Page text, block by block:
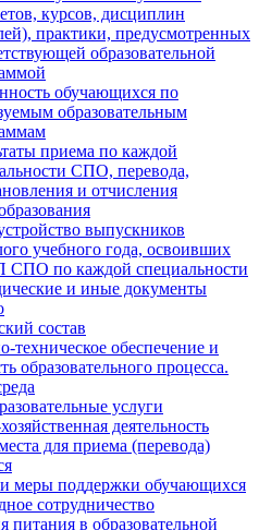
курсов, дисциплин
практики, предусмотренных
образовательной
обучающихся по
образовательным
приема по каждой
СПО, перевода,
и отчисления
выпускников
учебного года, освоивших
по каждой специальности
и иные документы
состав
техническое обеспечение и
образовательного процесса.
услуги
деятельность
для приема (перевода)
меры поддержки обучающихся
сотрудничество
питания в образовательной